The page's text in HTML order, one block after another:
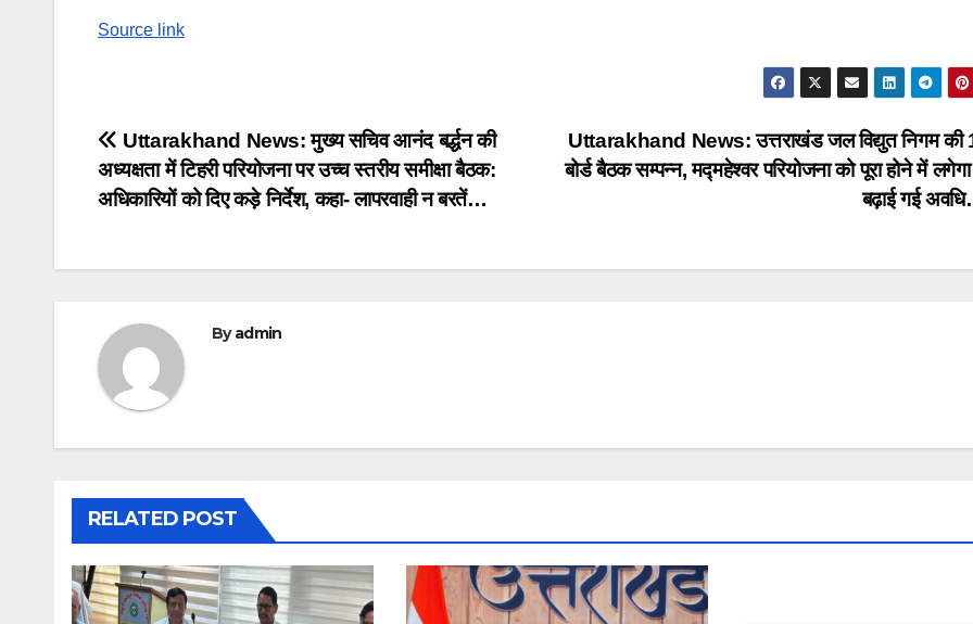
Source link
Post
navigation
Uttarakhand News: उत्तराखंड जल विद्युत निगम की
बोर्ड बैठक सम्पन्न, मद्महेश्वर परियोजना को पूरा होने में
बढ़ाई गई
Uttarakhand News: मुख्य सचिव आनंद बर्द्धन की
अध्यक्षता में टिहरी परियोजना पर उच्च स्तरीय समीक्षा बैठक:
अधिकारियों को दिए कड़े निर्देश, कहा- लापरवाही न बरतें…
Byadmin
RELATED POST